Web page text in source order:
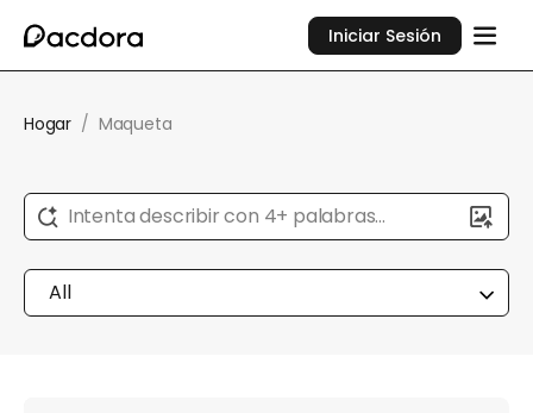
Iniciar Sesión
Hogar / Maqueta
Intenta describir con 4+ palabras...
All